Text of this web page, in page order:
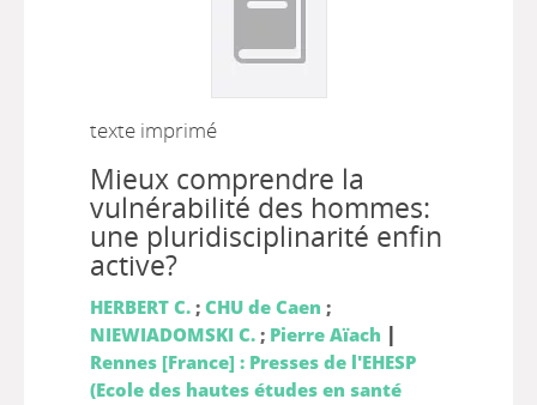
texte imprimé
Mieux comprendre la
vulnérabilité des hommes:
une pluridisciplinarité enfin
active?
HERBERT C.; CHU de Caen ;
NIEWIADOMSKI C.; Pierre Aïach |
Rennes [France] : Presses de l'EHESP
(Ecole des hautes études en santé